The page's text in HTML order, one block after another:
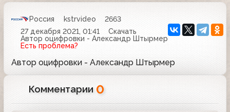
Россия kstrvideo
2663
27 декабря 2021, 01:41
Скачать
Автор оцифровки - Александр Штырмер
Есть проблема?
Автор оцифровки - Александр Штырмер
Комментарии 0